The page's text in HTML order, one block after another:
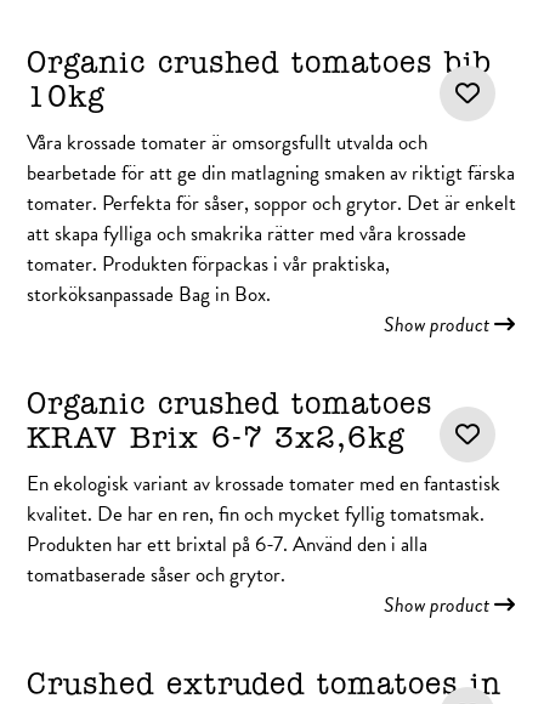
Organic crushed tomatoes bib
10kg
Våra krossade tomater är omsorgsfullt utvalda och
bearbetade för att ge din matlagning smaken av riktigt färska
tomater. Perfekta för såser, soppor och grytor. Det är enkelt
att skapa fylliga och smakrika rätter med våra krossade
tomater. Produkten förpackas i vår praktiska,
storköksanpassade Bag in Box.
Show product
Organic crushed tomatoes
KRAV Brix 6-7 3x2,6kg
En ekologisk variant av krossade tomater med en fantastisk
kvalitet. De har en ren, fin och mycket fyllig tomatsmak.
Produkten har ett brixtal på 6-7. Använd den i alla
tomatbaserade såser och grytor.
Show product
Crushed extruded tomatoes in